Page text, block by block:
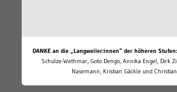
DANKE an die „Langweiler:innen“ der höheren Stufen:
Schulze-Wethmar, Goto Dengo, Annika Engel, Dirk
Nasemann, Kristian Gäckle und